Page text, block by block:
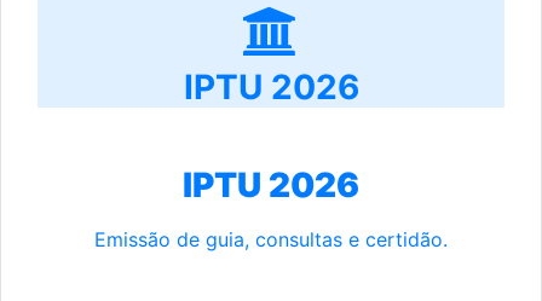
IPTU 2026
IPTU 2026
Emissão de guia, consultas e certidão.